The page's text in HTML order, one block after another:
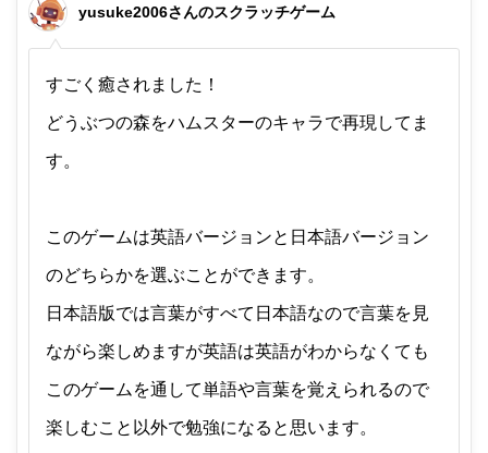
yusuke2006さんのスクラッチゲーム
すごく癒されました！
どうぶつの森をハムスターのキャラで再現してま
す。
このゲームは英語バージョンと日本語バージョン
のどちらかを選ぶことができます。
日本語版では言葉がすべて日本語なので言葉を見
ながら楽しめますが英語は英語がわからなくても
このゲームを通して単語や言葉を覚えられるので
楽しむこと以外で勉強になると思います。